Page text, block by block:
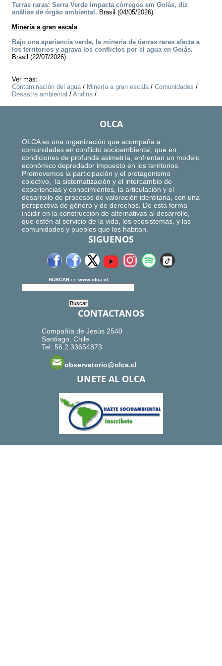
Terras raras: Serra Verde impacta córregos em Goiás, diz
análise de órgão ambiental. Brasil (04/05/2026)
Minería a gran escala
Bajo una apariencia verde, la minería de tierras raras afecta a
los territorios y agrava los conflictos por el agua en Goiás.
Brasil (22/07/2026)
Ver más:
Contaminación del agua/ Minería a gran escala/ Comunidades /
Desastre ambiental / Andina/
OLCA
OLCA es una organización que acompaña a
comunidades en conflicto socioambiental, que en
condiciones de profunda asimetría, enfrentan un modelo
económico depredador impuesto en los territorios.
Promovemos la participación y el protagonismo
colectivo, la sistematización y el intercambio de
experiencias y conocimientos, la articulación y el
desarrollo de procesos de valoración identitaria, con una
perspectiva de género y de derechos. De esta forma
incidir en la construcción de alternativas al desarrollo,
que estén al servicio de la vida, los ecosistemas, y las
comunidades y pueblos que los habitan.
SIGUENOS
BUSCAR en www.olca.cl
CONTACTANOS
Compañía de Jesús 2540
Santiago, Chile.
Tel: 56.2.33654873
observatorio@olca.cl
UNETE AL OLCA